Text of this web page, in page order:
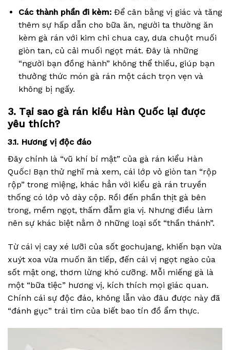
Các thành phần đi kèm:Để cân bằng vị giác và tăng
thêm sự hấp dẫn cho bữa ăn, người ta thường ăn
kèm gà rán với kim chi chua cay, dưa chuột muối
giòn tan, củ cải muối ngọt mát. Đây là những
“người bạn đồng hành” không thể thiếu, giúp bạn
thưởng thức món gà rán một cách trọn vẹn và
không bị ngấy.
3. Tại sao gà rán kiểu Hàn Quốc lại được
yêu thích?
3.1. Hương vị độc đáo
Đây chính là “vũ khí bí mật” của gà rán kiểu Hàn
Quốc! Bạn thử nghĩ mà xem, cái lớp vỏ giòn tan “rộp
rộp” trong miệng, khác hẳn với kiểu gà rán truyền
thống có lớp vỏ dày cộp. Rồi đến phần thịt gà bên
trong, mềm ngọt, thấm đẫm gia vị. Nhưng điều làm
nên sự khác biệt nằm ở những loại sốt “thần thánh”.
Từ cái vị cay xé lưỡi của sốt gochujang, khiến bạn vừa
xuýt xoa vừa muốn ăn tiếp, đến cái vị ngọt ngào của
sốt mật ong, thơm lừng khó cưỡng. Mỗi miếng gà là
một “bữa tiệc” hương vị, kích thích mọi giác quan.
Chính cái sự độc đáo, không lẫn vào đâu được này đã
“đánh gục” trái tim của biết bao tín đồ ẩm thực.